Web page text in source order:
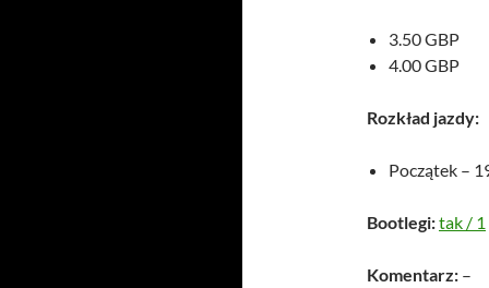
3.50 GBP
4.00 GBP
Rozkład jazdy:
Początek –
Bootlegi:tak / 1
Komentarz: –